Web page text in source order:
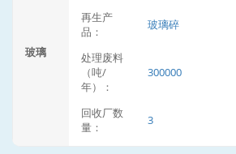
玻璃
再生产
品：
玻璃碎
处理废料
（吨/
年）：
300000
回收厂数
量：
3